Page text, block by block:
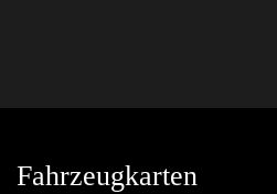
Fahrzeugkarten